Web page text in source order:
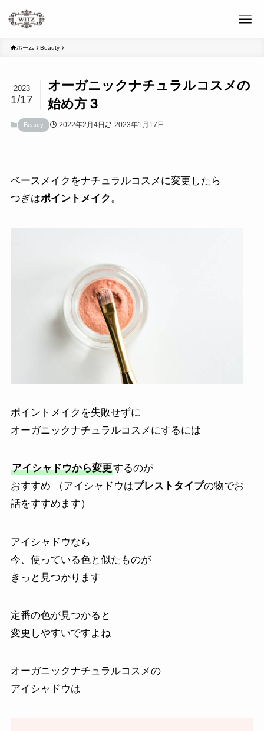
ホーム Beauty
オーガニックナチュラルコスメの
始め方３
2023
1/17
Beauty 2022年2月4日 2023年1月17日
ベースメイクをナチュラルコスメに変更したら
つぎはポイントメイク。
ポイントメイクを失敗せずに
オーガニックナチュラルコスメにするには
アイシャドウから変更するのが
おすすめ （アイシャドウはプレストタイプの物でお
話をすすめます）
アイシャドウなら
今、使っている色と似たものが
きっと見つかります
定番の色が見つかると
変更しやすいですよね
オーガニックナチュラルコスメの
アイシャドウは